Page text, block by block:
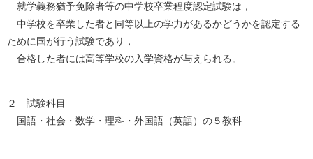
就学義務猶予免除者等の中学校卒業程度認定試験は，
中学校を卒業した者と同等以上の学力があるかどうかを認定する
ために国が行う試験であり，
合格した者には高等学校の入学資格が与えられる。
２ 試験科目
国語・社会・数学・理科・外国語（英語）の５教科